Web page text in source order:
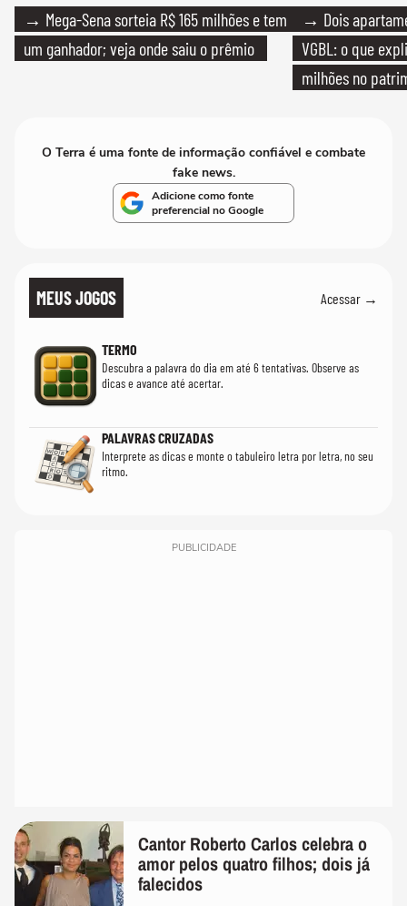
→ Mega-Sena sorteia R$ 165 milhões e tem
um ganhador; veja onde saiu o prêmio
→ Dois
VGBL: o que
milhões no
O Terra é uma fonte de informação confiável e combate
fake news.
Adicione como fonte
preferencial no Google
MEUS JOGOS Acessar →
TERMO
Descubra a palavra do dia em até 6 tentativas. Observe as
dicas e avance até acertar.
PALAVRAS CRUZADAS
Interprete as dicas e monte o tabuleiro letra por letra, no seu
ritmo.
PUBLICIDADE
Cantor Roberto Carlos celebra o
amor pelos quatro filhos; dois já
falecidos